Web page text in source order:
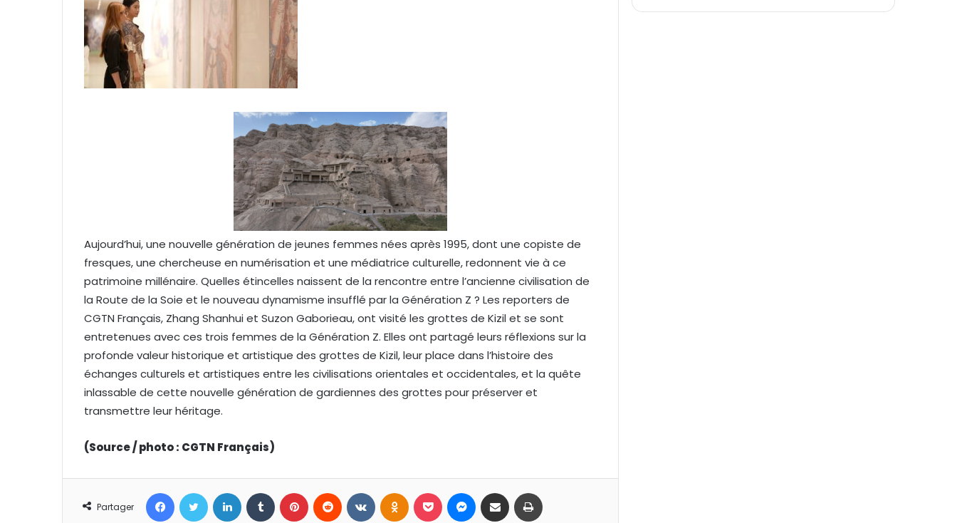
Aujourd’hui, une nouvelle génération de jeunes femmes nées après 1995, dont une copiste de
fresques, une chercheuse en numérisation et une médiatrice culturelle, redonnent vie à ce
patrimoine millénaire. Quelles étincelles naissent de la rencontre entre l’ancienne civilisation de
la Route de la Soie et le nouveau dynamisme insufflé par la Génération Z ? Les reporters de
CGTN Français, Zhang Shanhui et Suzon Gaborieau, ont visité les grottes de Kizil et se sont
entretenues avec ces trois femmes de la Génération Z. Elles ont partagé leurs réflexions sur la
profonde valeur historique et artistique des grottes de Kizil, leur place dans l’histoire des
échanges culturels et artistiques entre les civilisations orientales et occidentales, et la quête
inlassable de cette nouvelle génération de gardiennes des grottes pour préserver et
transmettre leur héritage.
(Source / photo : CGTN Français)
Partager